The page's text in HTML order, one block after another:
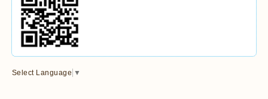
Select Language ▼